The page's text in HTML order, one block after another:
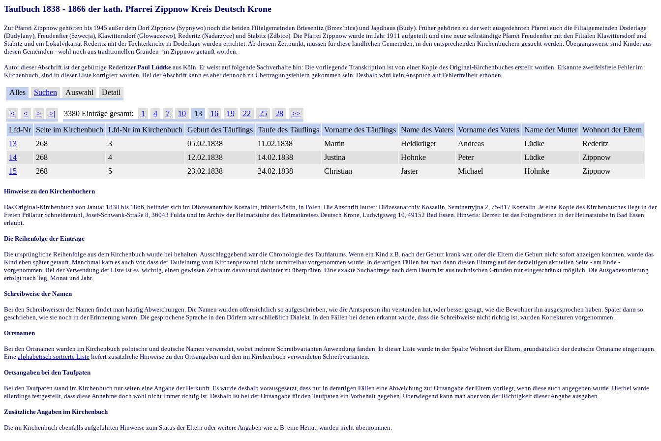
Taufbuch 1838 - 1866 der kath. Pfarrei Zippnow Kreis Deutsch Krone
Zur Pfarrei Zippnow gehörten bis 1945 außer dem Dorf Zippnow (Sypnywo) noch die beiden Filialgemeinden Briesenitz (Brzez`nica) und Jagdhaus (Budy). Früher gehörten zu der weit ausgedehnten Pfarrei auch die Filialgemeinden Doderlage
(Dudylany), Freudenfier (Szwecja), Klawittersdorf (Glowaczewo), Rederitz (Nadarzyce) und Stabitz (Zdbice). Die Pfarrei Zippnow wurde im Jahr 1911 aufgeteilt und eine neue selbständige Pfarrei Freudenfier mit den Filialen Klawittersdorf und
Stabitz und ein Lokalvikariat Rederitz mit der Tochterkirche in Doderlage wurden errichtet. Ab diesem Zeitpunkt, müssen für diese ländlichen Gemeinden, in den entsprechenden Kirchenbüchern gesucht werden. Übergangsweise sind Kinder aus
diesen Gemeinden - wohl noch aus traditionellen Gründen - in Zippnow getauft worden.
Autor dieser Abschrift ist der gebürtige RederitzerPaul Lüdtke aus Köln. Er weist auf folgende Sachverhalte hin: Die vorliegende Transkription ist von einer Kopie des Original-Kirchenbuches erstellt worden. Erkannte zweifelsfreie Fehler im
Kirchenbuch, sind in dieser Liste korrigiert worden. Bei der Abschrift kann es aber dennoch zu Übertragungsfehlern gekommen sein. Deshalb wird kein Anspruch auf Fehlerfreiheit erhoben.
Alles Suchen Auswahl Detail
|< < > >| 3380 Einträge gesamt: 1 4 7 10 13 16 19 22 25 28
>>
Lfd-Nr
Seite im Kirchenbuch Lfd-Nr im Kirchenbuch Geburt des Täuflings Taufe des Täuflings Vorname des Täuflings Name des Vaters Vorname des Vaters Name der Mutter Wohnort der Eltern
13
268 3 05.02.1838 11.02.1838 Martin Heidkrüger Andreas Lüdke
Rederitz
14
268 4 12.02.1838 14.02.1838 Justina Hohnke Peter Lüdke
Zippnow
15
268 5 23.02.1838 24.02.1838 Christian Jaster Michael Hohnke Zippnow
Hinweise zu den Kirchenbüchern
Das Original-Kirchenbuch von Januar 1838 bis 1866, befindet sich im Diözesanarchiv Koszalin, früher Köslin, in Polen. Die Anschrift lautet: Diözesanarchiv Koszalin, Seminarryjna 2, 75-817 Koszalin. Je eine Kopie des Kirchenbuches liegt in der
Freien Prälatur Schneidemühl, Josef-Schwank-Straße 8, 36043 Fulda und im Archiv der Heimatstube des Heimatkreises Deutsch Krone, Ludwigsweg 10, 49152 Bad Essen. Hinweis: Derzeit ist das Fotografieren in der Heimatstube in Bad Essen
erlaubt.
Die Reihenfolge der Einträge
Die ursprüngliche Reihenfolge aus dem Kirchenbuch wurde bei behalten. Ausschlaggebend war die Chronologie des Taufdatums. Wenn ein Kind z.B. nach der Geburt krank war, oder die Eltern die Geburt nicht sofort anzeigen konnten, wurde das
Kind eben später getauft. Manchmal kam es auch vor, dass der Taufeintrag vom Kirchenpersonal nicht unmittelbar vorgenommen wurde. In derartigen Fällen hat man dann diesen Eintrag auf der derzeitigen aktuellen Seite - am Ende -
vorgenommen. Bei der Verwendung der Liste ist es wichtig, einen gewissen Zeitraum davor und dahinter zu überprüfen. Eine exakte Suchabfrage nach dem Datum ist aus technischen Gründen nur eingeschränkt möglich. Die Ausgabesortierung
erfolgt nach Tag, Monat und Jahr.
Schreibweise der Namen
Bei den Schreibweisen der Namen findet man häufig Abweichungen. Die Namen wurden offensichtlich so aufgeschrieben, wie die Amtsperson ihn verstanden hat, oder besser gesagt, wie die Bewohner ihn ausgesprochen haben. Später dann so
geschrieben, wie sie noch in der Erinnerung waren. Die gesprochene Sprache in den Dörfern war schließlich Dialekt. In den Fällen bei denen erkannt wurde, dass die Schreibweise nicht richtig ist, wurden Korrekturen vorgenommen.
Ortsnamen
Bei den Ortsnamen wurden im Kirchenbuch polnische und deutsche Namen verwendet, wobei mehrere Schreibvarianten Anwendung fanden. In dieser Liste wurde in der Spalte Wohnort der Eltern, grundsätzlich der deutsche Ortsname eingetragen.
Eine alphabetisch sortierte Liste liefert zusätzliche Hinweise zu den Ortsangaben und den im Kirchenbuch verwendeten Schreibvarianten.
Ortsangaben bei den Taufpaten
Bei den Taufpaten stand im Kirchenbuch nur selten eine Angabe der Herkunft. Es wurde deshalb vorausgesetzt, dass nur in derartigen Fällen eine Abweichung zur Ortsangabe der Eltern vorliegt, wenn diese auch angegeben wurde. Hierbei wurde
allerdings festgestellt, dass diese Annahme doch wohl nicht immer richtig ist. Deshalb ist bei der Ortsangabe für den Taufpaten ein Vorbehalt gegeben. Überwiegend kann man aber von der Richtigkeit dieser Angabe ausgehen.
Zusätzliche Angaben im Kirchenbuch
Die im Kirchenbuch ebenfalls aufgeführten Hinweise zum Status der Eltern oder weitere Angaben wie z. B. eine Heirat, wurden nicht übernommen.